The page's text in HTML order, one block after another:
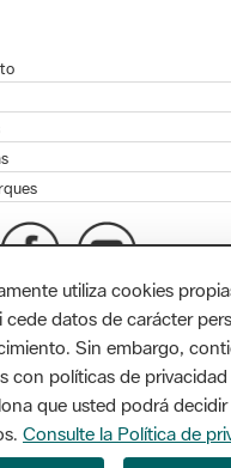
Edifici Llacuna, 1a planta.
934 022 428 /
utiliza cookies
datos de carácter
Sin embargo,
con políticas de privacidad
que usted podrá
Consulte la Política de